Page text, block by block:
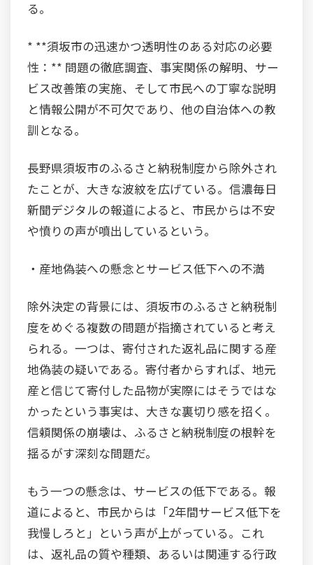
る。
* **須坂市の迅速かつ透明性のある対応の必要
性：** 問題の徹底調査、事実関係の解明、サー
ビス改善策の実施、そして市民への丁寧な説明
と情報公開が不可欠であり、他の自治体への教
訓となる。
長野県須坂市のふるさと納税制度から除外され
たことが、大きな波紋を広げている。信濃毎日
新聞デジタルの報道によると、市民からは不安
や憤りの声が噴出しているという。
・産地偽装への懸念とサービス低下への不満
除外決定の背景には、須坂市のふるさと納税制
度をめぐる複数の問題が指摘されていると考え
られる。一つは、寄付された返礼品に関する産
地偽装の疑いである。寄付者からすれば、地元
産と信じて寄付した品物が実際にはそうではな
かったという事実は、大きな裏切り感を招く。
信頼関係の崩壊は、ふるさと納税制度の根幹を
揺るがす深刻な問題だ。
もう一つの懸念は、サービスの低下である。報
道によると、市民からは「2年間サービス低下を
我慢しろと」という声が上がっている。これ
は、返礼品の質や種類、あるいは関連する行政